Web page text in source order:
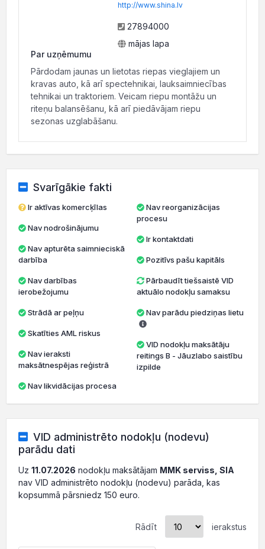
http://www.shina.lv
27894000
mājas lapa
Par uzņēmumu
Pārdodam jaunas un lietotas riepas vieglajiem un
kravas auto, kā arī spectehnikai, lauksaimniecības
tehnikai un traktoriem. Veicam riepu montāžu un
riteņu balansēšanu, kā arī piedāvājam riepu
sezonas uzglabāšanu.
Svarīgākie fakti
Ir aktīvas komercķīlas
Nav nodrošinājumu
darbība
ierobežojumu
Strādā ar peļņu
Skatīties AML riskus
maksātnespējas reģistrā
Nav likvidācijas procesa
Nav reorganizācijas
procesu
Ir kontaktdati
Pozitīvs pašu kapitāls
Pārbaudīt tiešsaistē VID
aktuālo nodokļu samaksu
Nav parādu piedziņas lietu
VID nodokļu maksātāju
reitings B - Jāuzlabo saistību
izpilde
VID administrēto nodokļu (nodevu)
parādu dati
Uz 11.07.2026 nodokļu maksātājam MMK serviss, SIA
nav VID administrēto nodokļu (nodevu) parāda, kas
kopsummā pārsniedz 150 euro.
Rādīt ierakstus